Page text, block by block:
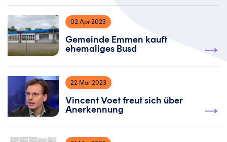
02 Apr 2023
Gemeinde Emmen kauft
ehemaliges Busd
22 Mar 2023
Vincent Voet freut sich über
Anerkennung